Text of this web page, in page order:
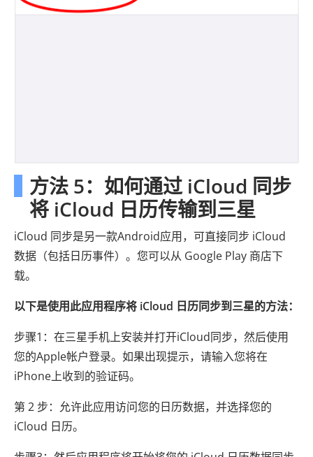
方法 5：如何通过 iCloud 同步
将 iCloud 日历传输到三星
iCloud 同步是另一款Android应用，可直接同步 iCloud
数据（包括日历事件）。您可以从 Google Play 商店下
载。
以下是使用此应用程序将 iCloud 日历同步到三星的方法：
步骤1：在三星手机上安装并打开iCloud同步，然后使用
您的Apple帐户登录。如果出现提示，请输入您将在
iPhone上收到的验证码。
第 2 步：允许此应用访问您的日历数据，并选择您的
iCloud 日历。